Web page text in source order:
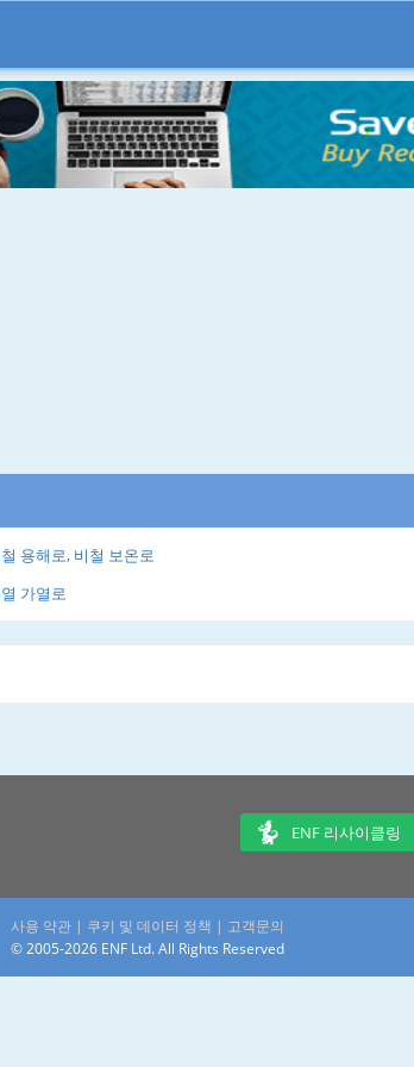
용해로, 비철 보온로
가열로
ENF 리사이클링
사용 약관 | 쿠키 및 데이터 정책 | 고객문의
© 2005-2026 ENF Ltd. All Rights Reserved